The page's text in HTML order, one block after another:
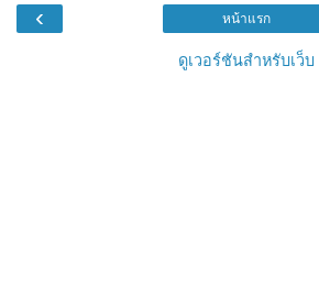
‹ หน้าแรก
ดูเวอร์ชันสำหรับเว็บ